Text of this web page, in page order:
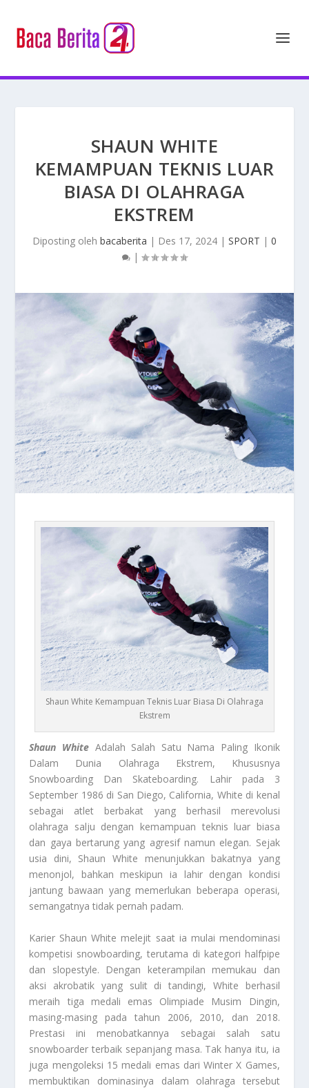
SHAUN WHITE
KEMAMPUAN TEKNIS LUAR
BIASA DI OLAHRAGA
EKSTREM
Diposting oleh bacaberita | Des 17, 2024 | SPORT | 0
|
Shaun White Kemampuan Teknis Luar Biasa Di Olahraga
Ekstrem
Shaun White Adalah Salah Satu Nama Paling Ikonik
Dalam Dunia Olahraga Ekstrem, Khususnya
Snowboarding Dan Skateboarding. Lahir pada 3
September 1986 di San Diego, California, White di kenal
sebagai atlet berbakat yang berhasil merevolusi
olahraga salju dengan kemampuan teknis luar biasa
dan gaya bertarung yang agresif namun elegan. Sejak
usia dini, Shaun White menunjukkan bakatnya yang
menonjol, bahkan meskipun ia lahir dengan kondisi
jantung bawaan yang memerlukan beberapa operasi,
semangatnya tidak pernah padam.
Karier Shaun White melejit saat ia mulai mendominasi
kompetisi snowboarding, terutama di kategori halfpipe
dan slopestyle. Dengan keterampilan memukau dan
aksi akrobatik yang sulit di tandingi, White berhasil
meraih tiga medali emas Olimpiade Musim Dingin,
masing-masing pada tahun 2006, 2010, dan 2018.
Prestasi ini menobatkannya sebagai salah satu
snowboarder terbaik sepanjang masa. Tak hanya itu, ia
juga mengoleksi 15 medali emas dari Winter X Games,
membuktikan dominasinya dalam olahraga tersebut